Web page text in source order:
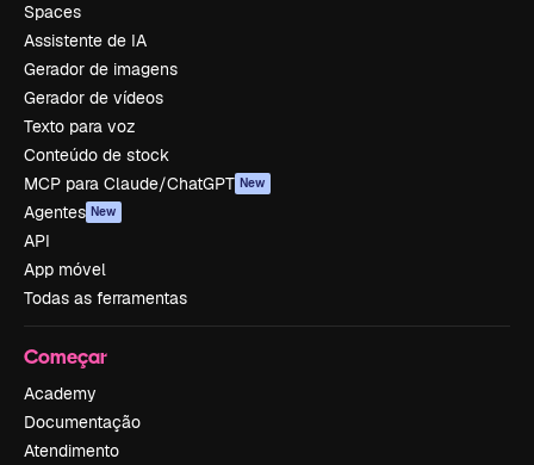
Spaces
Assistente de IA
Gerador de imagens
Gerador de vídeos
Texto para voz
Conteúdo de stock
MCP para Claude/ChatGPT New
Agentes New
API
App móvel
Todas as ferramentas
Começar
Academy
Documentação
Atendimento